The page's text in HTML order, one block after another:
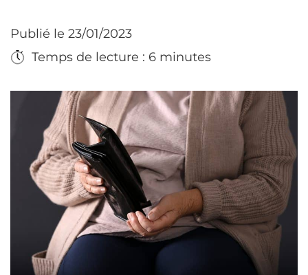
Publié le 23/01/2023
Temps de lecture : 6 minutes